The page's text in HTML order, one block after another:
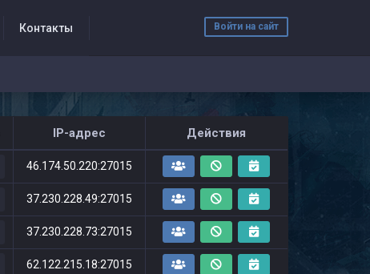
Войти на сайт
Контакты
IP-адрес Действия
46.174.50.220:27015
37.230.228.49:27015
37.230.228.73:27015
62.122.215.18:27015